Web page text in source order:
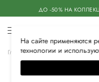
ДО -50% НА
Главная Женская Одежда
На сайте применяются
технологии и